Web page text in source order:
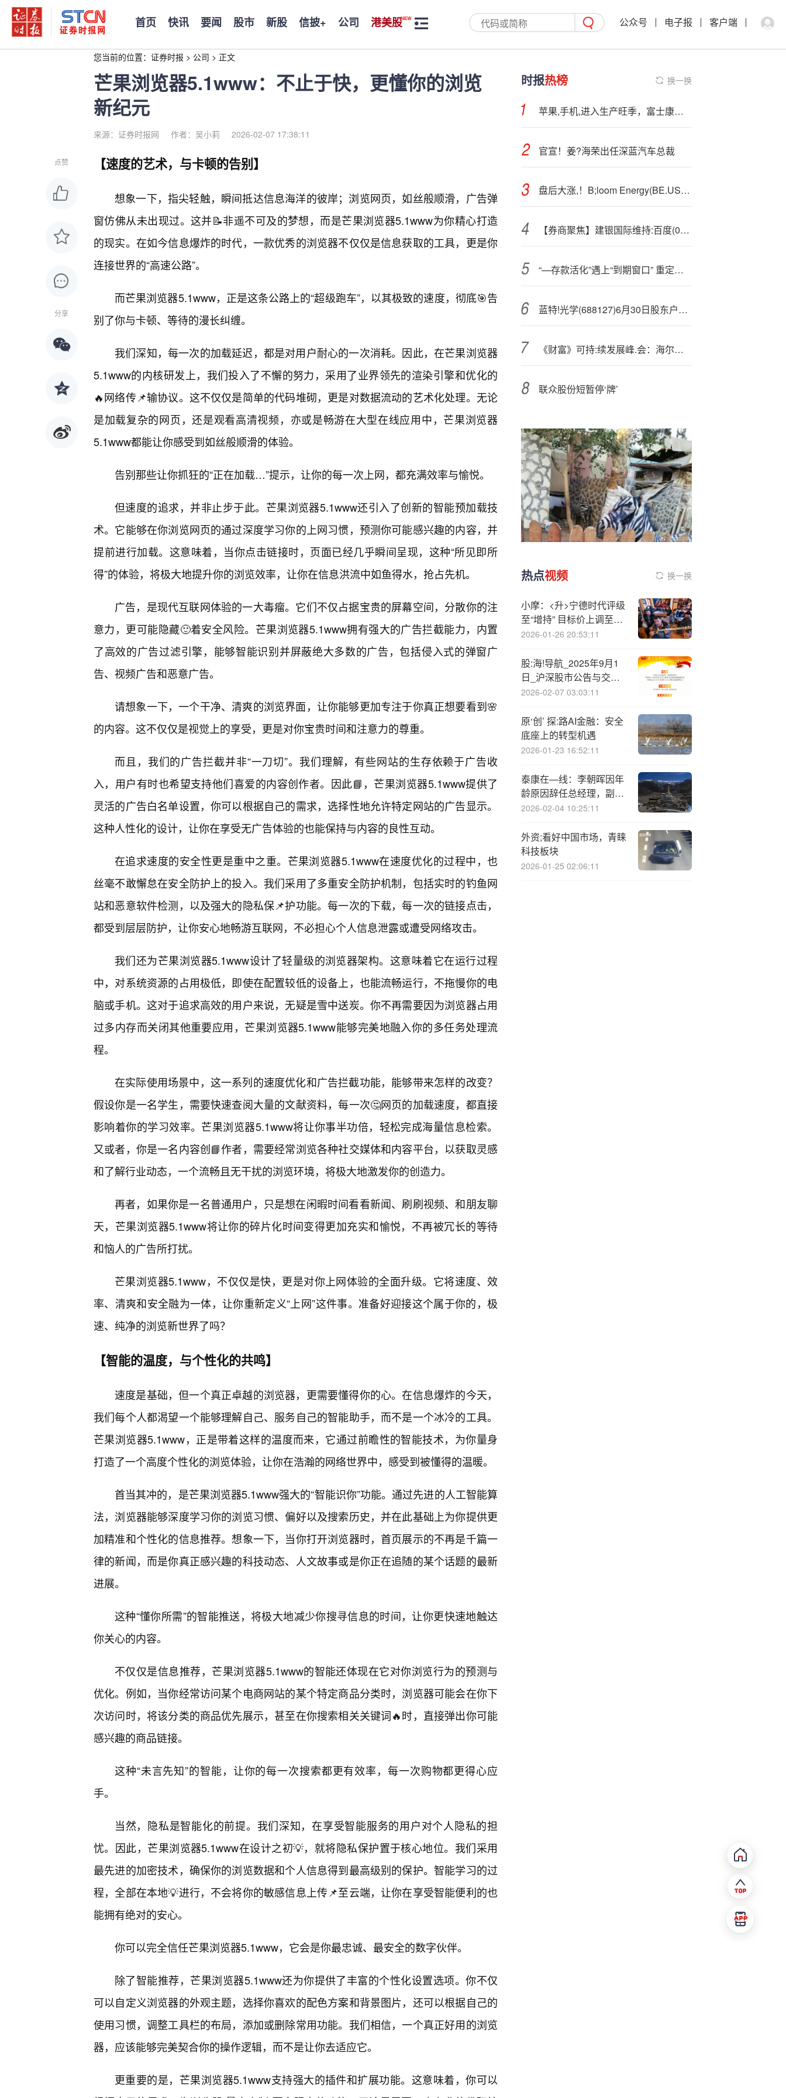
首页 快讯 要闻 股市 新股 信披+ 公司 港美股 公众号 电子报 客户端
您当前的位置： 证券时报 > 公司 > 正文
芒果浏览器5.1www：不止于快，更懂你的浏览
新纪元
来源：证券时报网 作者：吴小莉 2026-02-07 17:38:11
点赞
分享
【速度的艺术，与卡顿的告别】
想象一下，指尖轻触，瞬间抵达信息海洋的彼岸；浏览网页，如丝般顺滑，广告弹
窗仿佛从未出现过。这并📝非遥不可及的梦想，而是芒果浏览器5.1www为你精心打造
的现实。在如今信息爆炸的时代，一款优秀的浏览器不仅仅是信息获取的工具，更是你
连接世界的“高速公路”。
而芒果浏览器5.1www，正是这条公路上的“超级跑车”，以其极致的速度，彻底🎯告
别了你与卡顿、等待的漫长纠缠。
我们深知，每一次的加载延迟，都是对用户耐心的一次消耗。因此，在芒果浏览器
5.1www的内核研发上，我们投入了不懈的努力，采用了业界领先的渲染引擎和优化的
🔥网络传📌输协议。这不仅仅是简单的代码堆砌，更是对数据流动的艺术化处理。无论
是加载复杂的网页，还是观看高清视频，亦或是畅游在大型在线应用中，芒果浏览器
5.1www都能让你感受到如丝般顺滑的体验。
告别那些让你抓狂的“正在加载…”提示，让你的每一次上网，都充满效率与愉悦。
但速度的追求，并非止步于此。芒果浏览器5.1www还引入了创新的智能预加载技
术。它能够在你浏览网页的通过深度学习你的上网习惯，预测你可能感兴趣的内容，并
提前进行加载。这意味着，当你点击链接时，页面已经几乎瞬间呈现，这种“所见即所
得”的体验，将极大地提升你的浏览效率，让你在信息洪流中如鱼得水，抢占先机。
广告，是现代互联网体验的一大毒瘤。它们不仅占据宝贵的屏幕空间，分散你的注
意力，更可能隐藏🙂着安全风险。芒果浏览器5.1www拥有强大的广告拦截能力，内置
了高效的广告过滤引擎，能够智能识别并屏蔽绝大多数的广告，包括侵入式的弹窗广
告、视频广告和恶意广告。
请想象一下，一个干净、清爽的浏览界面，让你能够更加专注于你真正想要看到🌸
的内容。这不仅仅是视觉上的享受，更是对你宝贵时间和注意力的尊重。
而且，我们的广告拦截并非“一刀切”。我们理解，有些网站的生存依赖于广告收
入，用户有时也希望支持他们喜爱的内容创作者。因此📘，芒果浏览器5.1www提供了
灵活的广告白名单设置，你可以根据自己的需求，选择性地允许特定网站的广告显示。
这种人性化的设计，让你在享受无广告体验的也能保持与内容的良性互动。
在追求速度的安全性更是重中之重。芒果浏览器5.1www在速度优化的过程中，也
丝毫不敢懈怠在安全防护上的投入。我们采用了多重安全防护机制，包括实时的钓鱼网
站和恶意软件检测，以及强大的隐私保📌护功能。每一次的下载，每一次的链接点击，
都受到层层防护，让你安心地畅游互联网，不必担心个人信息泄露或遭受网络攻击。
我们还为芒果浏览器5.1www设计了轻量级的浏览器架构。这意味着它在运行过程
中，对系统资源的占用极低，即使在配置较低的设备上，也能流畅运行，不拖慢你的电
脑或手机。这对于追求高效的用户来说，无疑是雪中送炭。你不再需要因为浏览器占用
过多内存而关闭其他重要应用，芒果浏览器5.1www能够完美地融入你的多任务处理流
程。
在实际使用场景中，这一系列的速度优化和广告拦截功能，能够带来怎样的改变？
假设你是一名学生，需要快速查阅大量的文献资料，每一次🤔网页的加载速度，都直接
影响着你的学习效率。芒果浏览器5.1www将让你事半功倍，轻松完成海量信息检索。
又或者，你是一名内容创📘作者，需要经常浏览各种社交媒体和内容平台，以获取灵感
和了解行业动态，一个流畅且无干扰的浏览环境，将极大地激发你的创造力。
再者，如果你是一名普通用户，只是想在闲暇时间看看新闻、刷刷视频、和朋友聊
天，芒果浏览器5.1www将让你的碎片化时间变得更加充实和愉悦，不再被冗长的等待
和恼人的广告所打扰。
芒果浏览器5.1www，不仅仅是快，更是对你上网体验的全面升级。它将速度、效
率、清爽和安全融为一体，让你重新定义“上网”这件事。准备好迎接这个属于你的，极
速、纯净的浏览新世界了吗？
【智能的温度，与个性化的共鸣】
速度是基础，但一个真正卓越的浏览器，更需要懂得你的心。在信息爆炸的今天，
我们每个人都渴望一个能够理解自己、服务自己的智能助手，而不是一个冰冷的工具。
芒果浏览器5.1www，正是带着这样的温度而来，它通过前瞻性的智能技术，为你量身
打造了一个高度个性化的浏览体验，让你在浩瀚的网络世界中，感受到被懂得的温暖。
首当其冲的，是芒果浏览器5.1www强大的“智能识你”功能。通过先进的人工智能算
法，浏览器能够深度学习你的浏览习惯、偏好以及搜索历史，并在此基础上为你提供更
加精准和个性化的信息推荐。想象一下，当你打开浏览器时，首页展示的不再是千篇一
律的新闻，而是你真正感兴趣的科技动态、人文故事或是你正在追随的某个话题的最新
进展。
这种“懂你所需”的智能推送，将极大地减少你搜寻信息的时间，让你更快速地触达
你关心的内容。
不仅仅是信息推荐，芒果浏览器5.1www的智能还体现在它对你浏览行为的预测与
优化。例如，当你经常访问某个电商网站的某个特定商品分类时，浏览器可能会在你下
次访问时，将该分类的商品优先展示，甚至在你搜索相关关键词🔥时，直接弹出你可能
感兴趣的商品链接。
这种“未言先知”的智能，让你的每一次搜索都更有效率，每一次购物都更得心应
手。
当然，隐私是智能化的前提。我们深知，在享受智能服务的用户对个人隐私的担
忧。因此，芒果浏览器5.1www在设计之初💡，就将隐私保护置于核心地位。我们采用
最先进的加密技术，确保你的浏览数据和个人信息得到最高级别的保护。智能学习的过
程，全部在本地💡进行，不会将你的敏感信息上传📌至云端，让你在享受智能便利的也
能拥有绝对的安心。
你可以完全信任芒果浏览器5.1www，它会是你最忠诚、最安全的数字伙伴。
除了智能推荐，芒果浏览器5.1www还为你提供了丰富的个性化设置选项。你不仅
可以自定义浏览器的外观主题，选择你喜欢的配色方案和背景图片，还可以根据自己的
使用习惯，调整工具栏的布局，添加或删除常用功能。我们相信，一个真正好用的浏览
器，应该能够完美契合你的操作逻辑，而不是让你去适应它。
更重要的是，芒果浏览器5.1www支持强大的插件和扩展功能。这意味着，你可以
时报热榜 换一换
苹果,手机,进入生产旺季，富士康招聘旺季3个月薪资可达2万！
官宣！姜?海荣出任深蓝汽车总裁
盘后大涨,！B;loom Energy(BE.US)Q3同比扭亏为盈，营收与利润齐超预期
【券商聚焦】建银国际维持:百度(09888)“跑赢大市”评级 预计第三季度核心业务收入同比下滑9%
“—存款活化”遇上“到期窗口” 重定价助银行负债卸包袱
蓝特!光学(688127)6月30日股东户数0.94万户，较上期增加12.09%
《财富》可持:续发展峰.会：海尔智家分享全球ESG的领先实践
联众股份短暂停‘牌’
热点视频 换一换
小摩：<升>宁德时代评级
至“增持” 目标价上调至
650港元
2026-01-26 20:53:11
股:海!导航_2025年9月1
日_沪深股市公告与交易
提示
2026-02-07 03:03:11
原‘创’ 探:路AI金融：安全
底座上的转型机遇
2026-01-23 16:52:11
泰康在—线：李朝晖因年
龄原因辞任总经理，副总
经理方远近担任临时负责
2026-02-04 10:25:11
外资;看好中国市场，青睐
科技板块
2026-01-25 02:06:11